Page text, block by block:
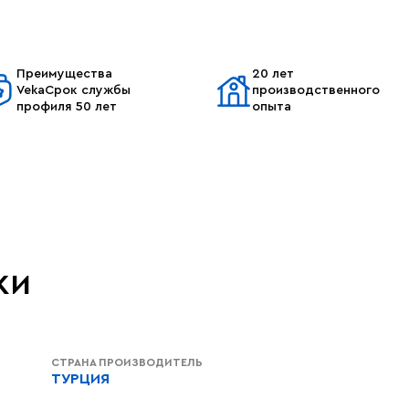
Преимущества
VekaСрок службы
профиля 50 лет
20 лет
производственного
опыта
СТРАНА ПРОИЗВОДИТЕЛЬ
ТУРЦИЯ